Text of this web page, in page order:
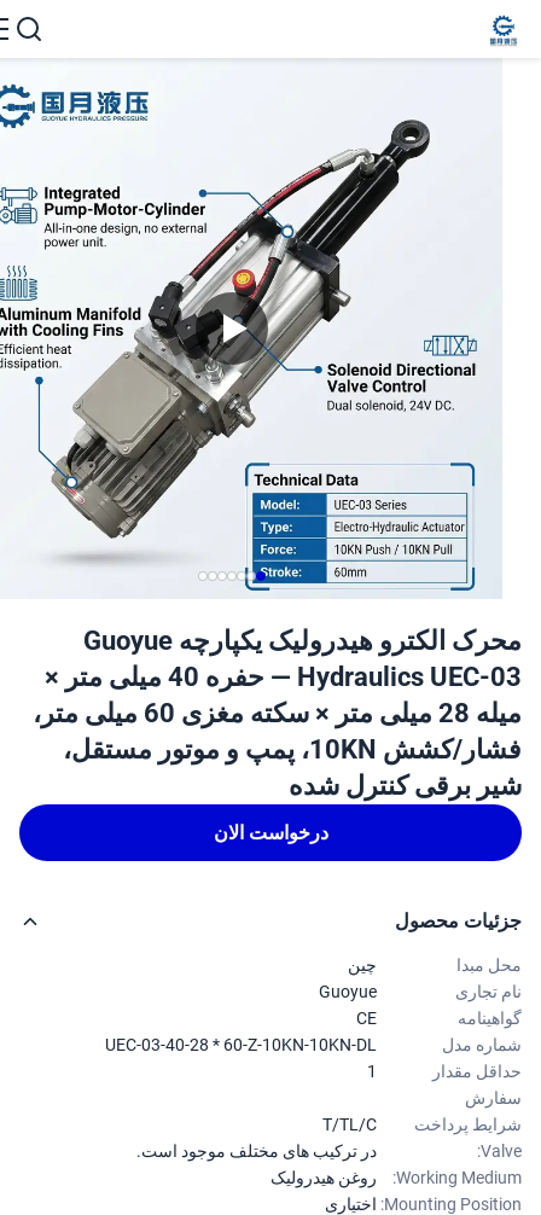
محرک الکترو هیدرولیک یکپارچه Guoyue
Hydraulics UEC-03 — حفره 40 میلی متر ×
میله 28 میلی متر × سکته مغزی 60 میلی متر،
فشار/کشش 10KN، پمپ و موتور مستقل،
برقی کنترل شده
درخواست الان
محصول
مبدا
تجاری
Guoyue
مدل
UEC-03-40-28 * 60-Z-10KN-10KN-DL
مقدار
پرداخت
T/TL/C
در ترکیب های مختلف موجود است.
Working
روغن هیدرولیک
Mounting اختیاری